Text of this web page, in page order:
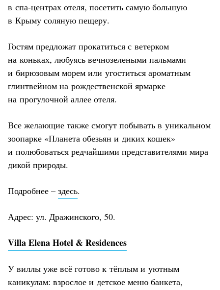
в спа-центрах отеля, посетить самую большую
в Крыму соляную пещеру.
Гостям предложат прокатиться с ветерком
на коньках, любуясь вечнозелеными пальмами
и бирюзовым морем или угоститься ароматным
глинтвейном на рождественской ярмарке
на прогулочной аллее отеля.
Все желающие также смогут побывать в уникальном
зоопарке «Планета обезьян и диких кошек»
и полюбоваться редчайшими представителями мира
дикой природы.
Подробнее – здесь.
Адрес: ул. Дражинского, 50.
Villa Elena Hotel & Residences
У виллы уже всё готово к тёплым и уютным
каникулам: взрослое и детское меню банкета,